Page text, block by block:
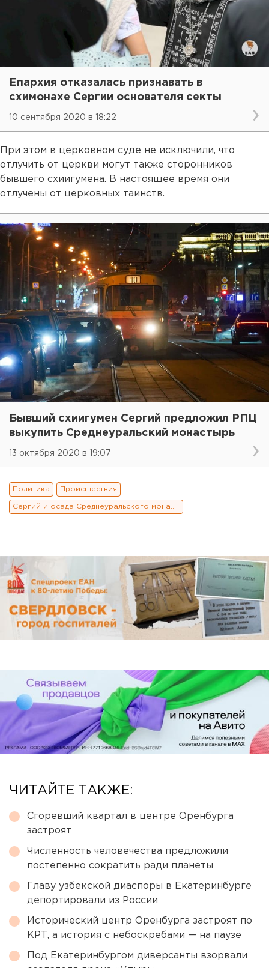
Епархия отказалась признавать в
схимонахе Сергии основателя секты
10 сентября 2020 в 18:22
При этом в церковном суде не исключили, что
отлучить от церкви могут также сторонников
бывшего схиигумена. В настоящее время они
отлучены от церковных таинств.
Бывший схиигумен Сергий предложил РПЦ
выкупить Среднеуральский монастырь
13 октября 2020 в 19:07
Политика Происшествия
ЧИТАЙТЕ ТАКЖЕ:
Сгоревший квартал в центре Оренбурга
застроят
Численность человечества предложили
постепенно сократить ради планеты
Главу узбекской диаспоры в Екатеринбурге
депортировали из России
Исторический центр Оренбурга застроят по
КРТ, а история с небоскребами — на паузе
Под Екатеринбургом диверсанты взорвали